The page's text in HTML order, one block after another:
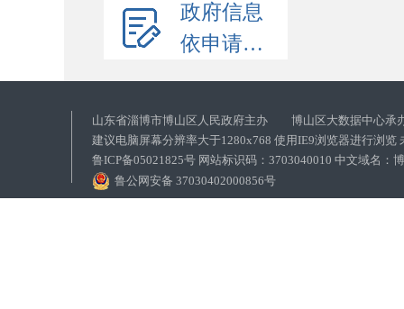
政府信息
依申请公开
山东省淄博市博山区人民政府主办 博山区大数据中心承
建议电脑屏幕分辨率大于1280x768 使用IE9浏览器进行浏览
鲁ICP备05021825号 网站标识码：3703040010 中文域名：
鲁公网安备 37030402000856号